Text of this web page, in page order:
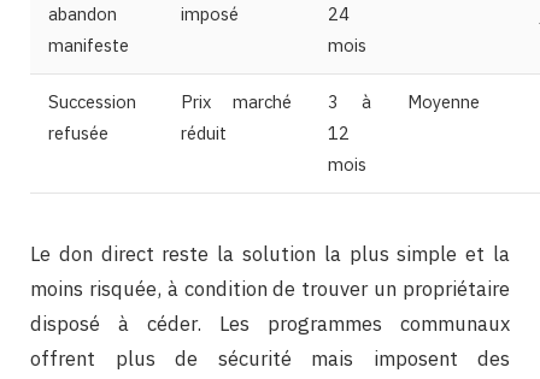
abandon
manifeste
imposé
24
mois
Succession
refusée
Prix marché
réduit
3 à
12
mois
Moyenne
Le don direct reste la solution la plus simple et la
moins risquée, à condition de trouver un propriétaire
disposé à céder. Les programmes communaux
offrent plus de sécurité mais imposent des